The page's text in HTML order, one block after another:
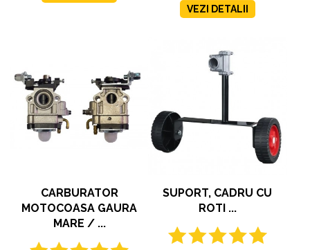
VEZI DETALII
CARBURATOR
MOTOCOASA GAURA
MARE / ...
SUPORT, CADRU CU
ROTI ...